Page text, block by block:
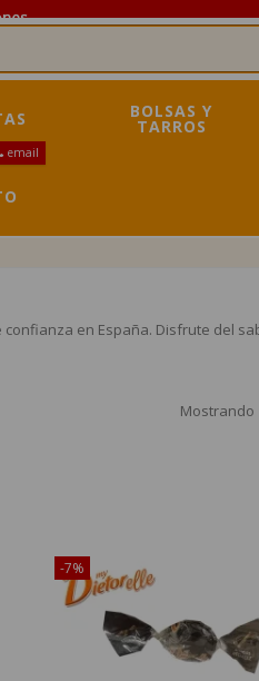
BOLSAS Y
TARROS
email
en España. Disfrute del
Mostrando
-7%